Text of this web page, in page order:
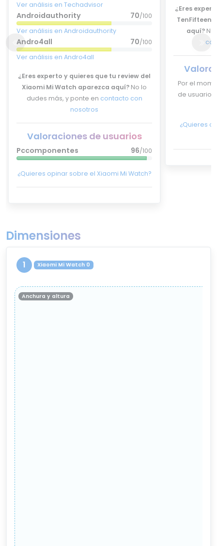
Ver análisis en Techadvisor
Androidauthority 70/100
Ver análisis en Androidauthority
Andro4all 70/100
Ver análisis en Andro4all
¿Eres experto y quieres que tu review del
Xiaomi Mi Watch aparezca aquí? No lo
dudes más, y ponte en contacto con
nosotros
Valoraciones de usuarios
Pccomponentes 96/100
¿Quieres opinar sobre el Xiaomi Mi Watch?
¿Eres
TenFifteen
aquí?
Por el
de usuarios
¿Quieres
Dimensiones
1 Xiaomi Mi Watch 0
Anchura y altura